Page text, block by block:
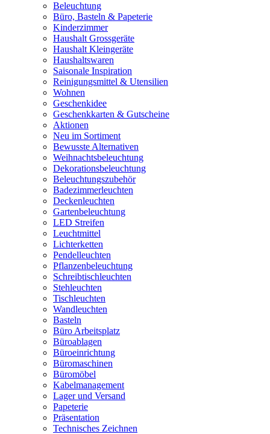
Beleuchtung
Büro, Basteln & Papeterie
Kinderzimmer
Haushalt Grossgeräte
Haushalt Kleingeräte
Haushaltswaren
Saisonale Inspiration
Reinigungsmittel & Utensilien
Wohnen
Geschenkidee
Geschenkkarten & Gutscheine
Aktionen
Neu im Sortiment
Bewusste Alternativen
Weihnachtsbeleuchtung
Dekorationsbeleuchtung
Beleuchtungszubehör
Badezimmerleuchten
Deckenleuchten
Gartenbeleuchtung
LED Streifen
Leuchtmittel
Lichterketten
Pendelleuchten
Pflanzenbeleuchtung
Schreibtischleuchten
Stehleuchten
Tischleuchten
Wandleuchten
Basteln
Büro Arbeitsplatz
Büroablagen
Büroeinrichtung
Büromaschinen
Büromöbel
Kabelmanagement
Lager und Versand
Papeterie
Präsentation
Technisches Zeichnen